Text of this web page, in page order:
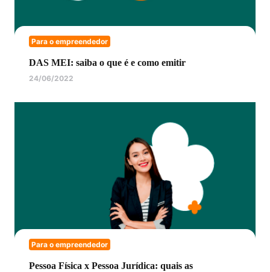
Para o empreendedor
DAS MEI: saiba o que é e como emitir
24/06/2022
Para o empreendedor
Pessoa Física x Pessoa Jurídica: quais as